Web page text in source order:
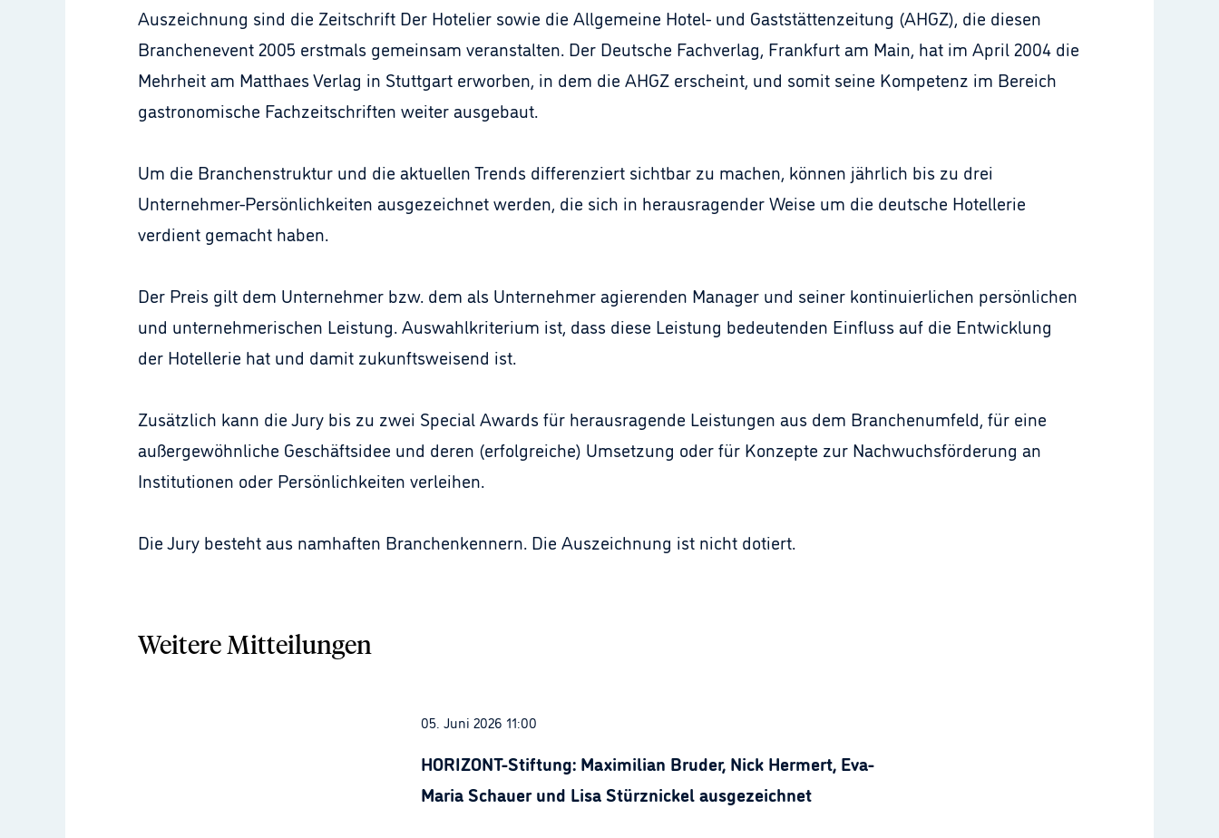
Auszeichnung sind die Zeitschrift Der Hotelier sowie die Allgemeine Hotel- und Gaststättenzeitung (AHGZ), die diesen
Branchenevent 2005 erstmals gemeinsam veranstalten. Der Deutsche Fachverlag, Frankfurt am Main, hat im April 2004 die
Mehrheit am Matthaes Verlag in Stuttgart erworben, in dem die AHGZ erscheint, und somit seine Kompetenz im Bereich
gastronomische Fachzeitschriften weiter ausgebaut.
Um die Branchenstruktur und die aktuellen Trends differenziert sichtbar zu machen, können jährlich bis zu drei
Unternehmer-Persönlichkeiten ausgezeichnet werden, die sich in herausragender Weise um die deutsche Hotellerie
verdient gemacht haben.
Der Preis gilt dem Unternehmer bzw. dem als Unternehmer agierenden Manager und seiner kontinuierlichen persönlichen
und unternehmerischen Leistung. Auswahlkriterium ist, dass diese Leistung bedeutenden Einfluss auf die Entwicklung
der Hotellerie hat und damit zukunftsweisend ist.
Zusätzlich kann die Jury bis zu zwei Special Awards für herausragende Leistungen aus dem Branchenumfeld, für eine
außergewöhnliche Geschäftsidee und deren (erfolgreiche) Umsetzung oder für Konzepte zur Nachwuchsförderung an
Institutionen oder Persönlichkeiten verleihen.
Die Jury besteht aus namhaften Branchenkennern. Die Auszeichnung ist nicht dotiert.
Weitere Mitteilungen
05. Juni 2026 11:00
HORIZONT-Stiftung: Maximilian Bruder, Nick Hermert, Eva-
Maria Schauer und Lisa Stürznickel ausgezeichnet